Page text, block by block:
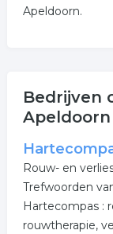
Apeldoorn.
Bedrijven
Apeldoorn
Rouw- en
Trefwoorden
Hartecompas :
rouwtherapie,